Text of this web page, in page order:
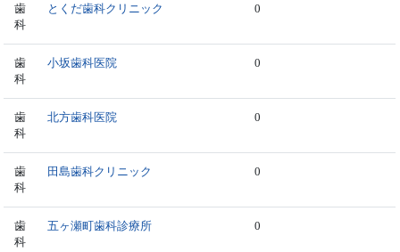
歯
科
とくだ歯科クリニック 0
歯
科
小坂歯科医院 0
歯
科
北方歯科医院 0
歯
科
田島歯科クリニック 0
歯
科
五ヶ瀬町歯科診療所 0